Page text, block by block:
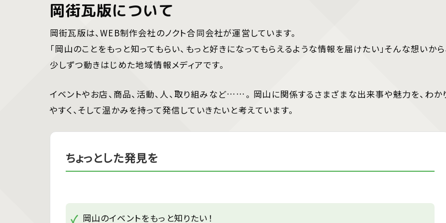
岡街瓦版について
岡街瓦版は、WEB制作会社のノクト合同会社が運営しています。
「岡山のことをもっと知ってもらい、もっと好きになってもらえるような情報を届けたい」そんな想いから
少しずつ動きはじめた地域情報メディアです。
イベントやお店、商品、活動、人、取り組みなど……。 岡山に関係するさまざまな出来事や魅力を、わか
やすく、そして温かみを持って発信していきたいと考えています。
ちょっとした発見を
岡山のイベントをもっと知りたい！